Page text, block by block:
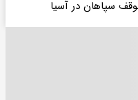
سپاهان در آسیا